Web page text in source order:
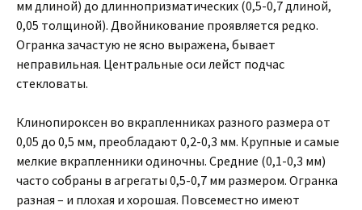
мм длиной) до длиннопризматических (0,5-0,7 длиной,
0,05 толщиной). Двойникование проявляется редко.
Огранка зачастую не ясно выражена, бывает
неправильная. Центральные оси лейст подчас
стекловаты.
Клинопироксен во вкрапленниках разного размера от
0,05 до 0,5 мм, преобладают 0,2-0,3 мм. Крупные и самые
мелкие вкрапленники одиночны. Средние (0,1-0,3 мм)
часто собраны в агрегаты 0,5-0,7 мм размером. Огранка
разная – и плохая и хорошая. Повсеместно имеют